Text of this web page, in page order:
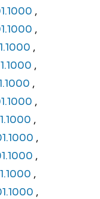
,
,
,
,
,
,
,
,
,
,
,